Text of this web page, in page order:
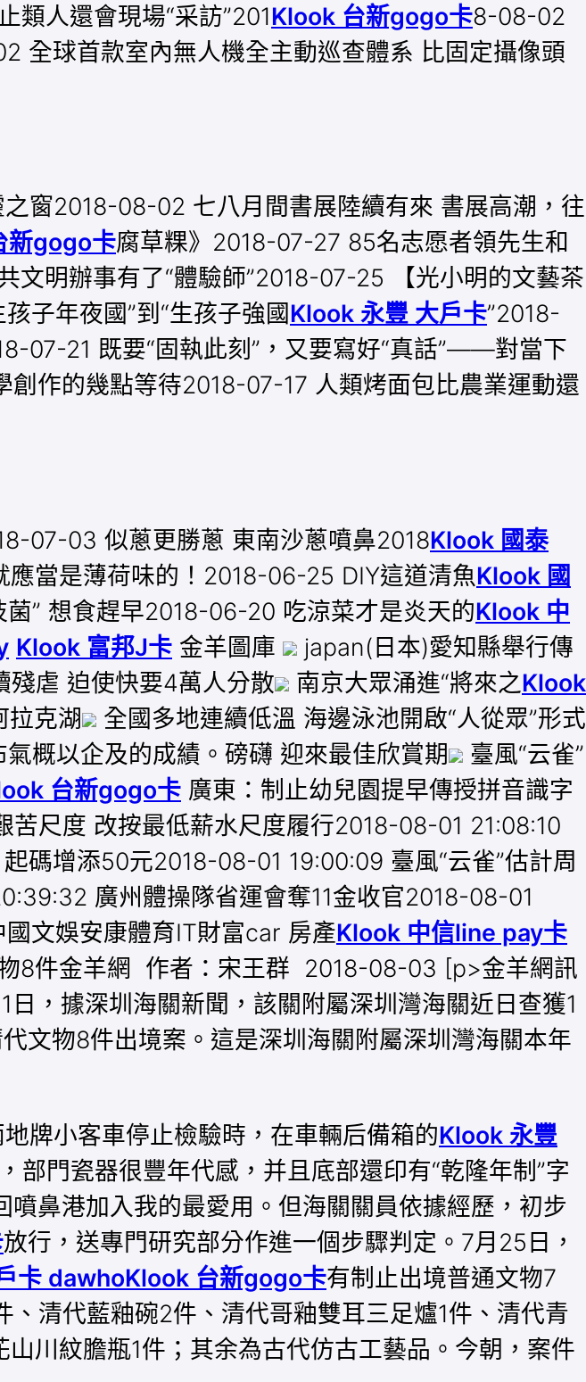
類人還會現場“采訪”201Klook 台新gogo卡8-08-02
全球首款室內無人機全主動巡查體系 比固定攝像頭
窗2018-08-02 七八月間書展陸續有來 書展高潮，往
新gogo卡腐草粿》2018-07-27 85名志愿者領先生和
明辦事有了“體驗師”2018-07-25 【光小明的文藝茶
子年夜國”到“生孩子強國Klook 永豐 大戶卡”2018-
07-21 既要“固執此刻”，又要寫好“真話”——對當下
作的幾點等待2018-07-17 人類烤面包比農業運動還
07-03 似蔥更勝蔥 東南沙蔥噴鼻2018Klook 國泰
當是薄荷味的！2018-06-25 DIY這道清魚Klook 國
” 想食趕早2018-06-20 吃涼菜才是炎天的Klook 中
Klook 富邦J卡 金羊圖庫
japan(日本)愛知縣舉行傳
殘虐 迫使快要4萬人分散 南京大眾涌進“將來之Klook
拉克湖
全國多地連續低溫 海邊泳池開啟“人從眾”形式
氣概以企及的成績。磅礴 迎來最佳欣賞期
臺風“云雀”
台新gogo卡 廣東：制止幼兒園提早傳授拼音識字
尺度 改按最低薪水尺度履行2018-08-01 21:08:10
碼增添50元2018-08-01 19:00:09 臺風“云雀”估計周
廣州體操隊省運會奪11金收官2018-08-01
文娛安康體育IT財富car 房產Klook 中信line pay卡
8件金羊網 作者：宋王群 2018-08-03 [p>金羊網訊
日，據深圳海關新聞，該關附屬深圳灣海關近日查獲1
文物8件出境案。這是深圳海關附屬深圳灣海關本年
牌小客車停止檢驗時，在車輛后備箱的Klook 永豐
部門瓷器很豐年代感，并且底部還印有“乾隆年制”字
鼻港加入我的最愛用。但海關關員依據經歷，初步
放行，送專門研究部分作進一個步驟判定。7月25日，
卡 dawhoKlook 台新gogo卡有制止出境普通文物7
清代藍釉碗2件、清代哥釉雙耳三足爐1件、清代青
川紋膽瓶1件；其余為古代仿古工藝品。今朝，案件